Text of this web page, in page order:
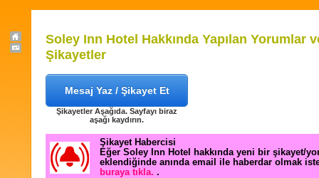
Soley Inn Hotel Hakkında Yapılan Yorumlar
Şikayetler
Mesaj Yaz / Şikayet Et
Şikayetler Aşağıda. Sayfayı biraz
aşağı kaydırın.
Şikayet Habercisi
Eğer Soley Inn Hotel hakkında yeni bir şikayet/
eklendiğinde anında email ile haberdar olmak
buraya tıkla. .